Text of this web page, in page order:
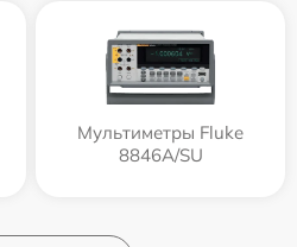
Мультиметры Fluke
8846A/SU